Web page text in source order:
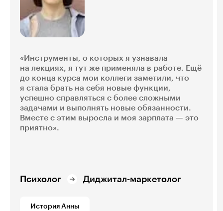
«Инструменты, о которых я узнавала
на лекциях, я тут же применяла в работе. Ещё
до конца курса мои коллеги заметили, что
я стала брать на себя новые функции,
успешно справляться с более сложными
задачами и выполнять новые обязанности.
Вместе с этим выросла и моя зарплата — это
приятно».
Психолог Диджитал-маркетолог
История Анны